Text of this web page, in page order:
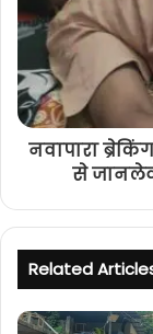
नवापारा
से
Related